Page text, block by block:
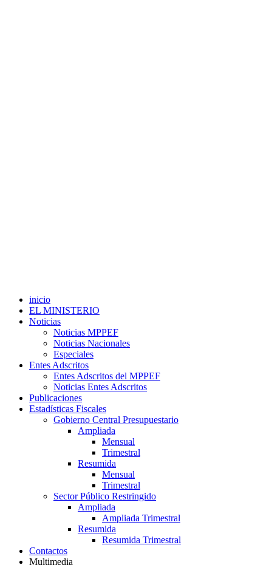
inicio
EL MINISTERIO
Noticias
Noticias MPPEF
Noticias Nacionales
Especiales
Entes Adscritos
Entes Adscritos del MPPEF
Noticias Entes Adscritos
Publicaciones
Estadísticas Fiscales
Gobierno Central Presupuestario
Ampliada
Mensual
Trimestral
Resumida
Mensual
Trimestral
Sector Público Restringido
Ampliada
Ampliada Trimestral
Resumida
Resumida Trimestral
Contactos
Multimedia